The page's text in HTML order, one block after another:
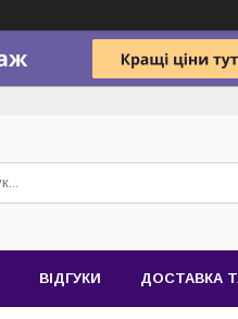
ВІДГУКИ ДОСТАВКА